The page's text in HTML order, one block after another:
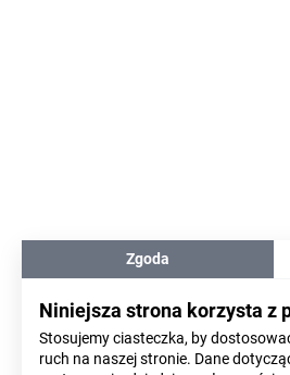
Zgoda
Niniejsza strona korzysta z
Stosujemy ciasteczka, by
ruch na naszej stronie. Dane